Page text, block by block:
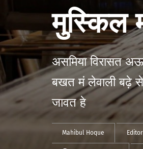
मुस्किल
असमिया विरासत
बखत मं लेवाली बढ़े
जावत हे
Mahibul Hoque